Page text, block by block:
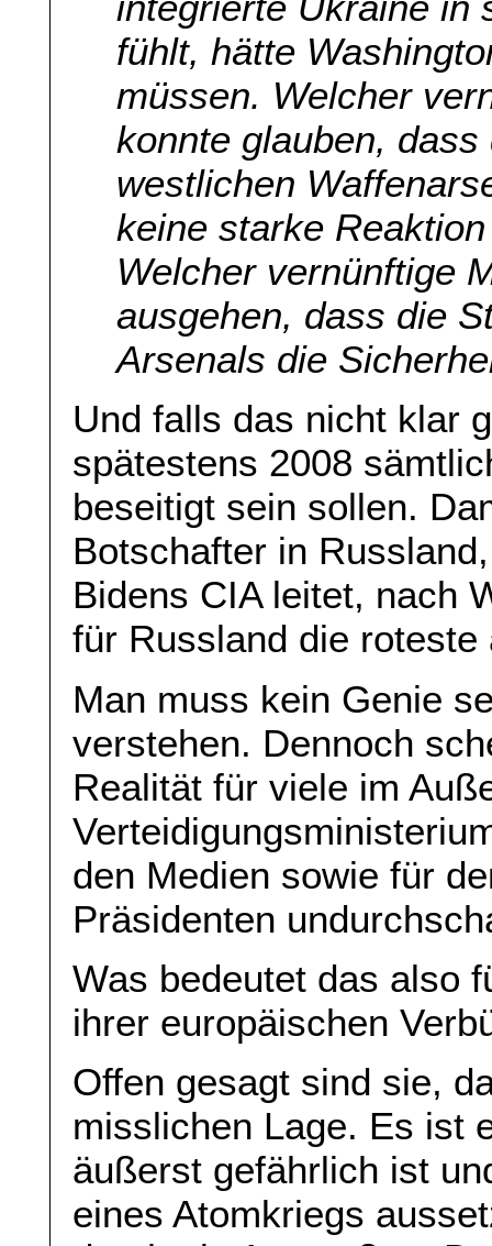
fühlt, hätte
müssen. Welcher
konnte glauben,
westlichen
keine starke
Welcher vernünftige
ausgehen, dass die
Arsenals die
Und falls das nicht klar
spätestens 2008
beseitigt sein sollen.
Botschafter in
Bidens CIA leitet, nach
für Russland die
Man muss kein Genie
verstehen. Dennoch
Realität für viele im
den Medien sowie für
Präsidenten
Was bedeutet das also
ihrer europäischen
Offen gesagt sind sie,
misslichen Lage. Es ist
äußerst gefährlich ist
eines Atomkriegs